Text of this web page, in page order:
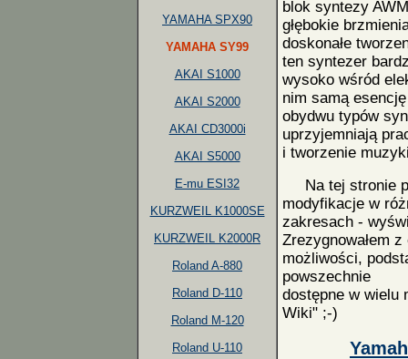
YAMAHA SPX90
YAMAHA SY99
AKAI S1000
AKAI S2000
AKAI CD3000i
AKAI S5000
E-mu ESI32
KURZWEIL K1000SE
KURZWEIL K2000R
Roland A-880
Roland D-110
Roland M-120
Roland U-110
blok syntezy
głębokie
doskonałe
ten syntezer
wysoko wśród
nim samą esencję
obydwu typów
uprzyjemniają
i tworzenie
Na tej stronie
modyfikacje w
zakresach -
Zrezygnowałem z
możliwości,
powszechnie
dostępne w wielu
Wiki" ;-)